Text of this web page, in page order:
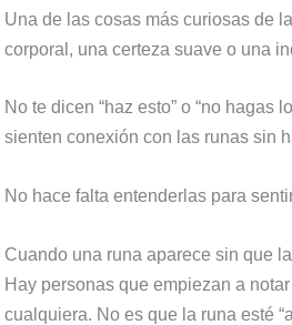
Una de las cosas más curiosas de
corporal, una certeza suave o una
No te dicen “haz esto” o “no
sienten conexión con las runas sin
No hace falta entenderlas para
Cuando una runa aparece sin que
Hay personas que empiezan a
cualquiera. No es que la runa esté